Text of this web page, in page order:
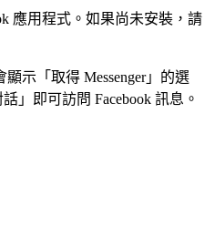
應用程式。如果尚未安裝，請
示「取得 Messenger」的選
」即可訪問 Facebook 訊息。